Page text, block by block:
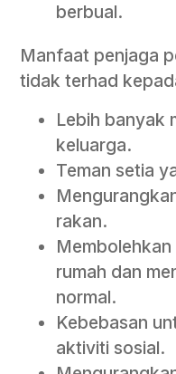
berbual.
Manfaat penjaga
tidak terhad
Lebih banyak
keluarga.
Teman setia
rakan.
rumah dan
normal.
Kebebasan
aktiviti sosial.